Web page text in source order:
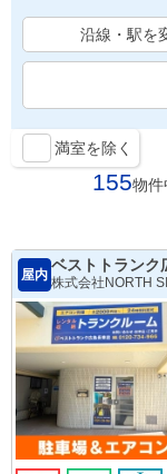
沿線・駅を
満室を除く
155物件
屋内
ベストトランク
株式会社NORTH